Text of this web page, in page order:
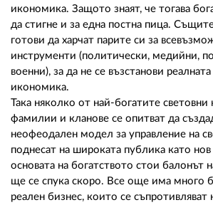
икономика. Защото знаят, че тогава
да стигне и за една постна пица.
готови да харчат парите си за
инструменти (политически, медийни,
военни), за да не се възстанови реалната
икономика.
Така няколко от най-богатите световни
фамилии и кланове се опитват да
неофеодален модел за управление на
поднесат на широката публика като
основата на богатството стои балонът
ще се спука скоро. Все още има много
реален бизнес, които се съпротивляват